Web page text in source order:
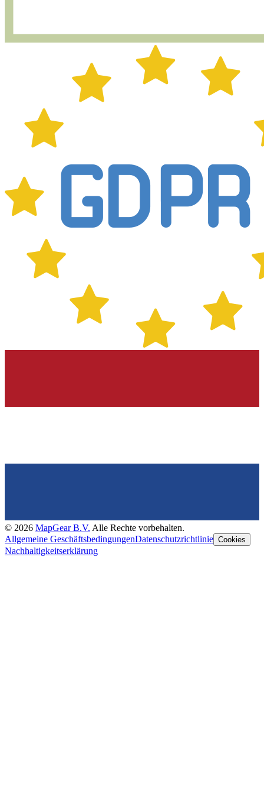
© 2026 MapGear B.V. Alle Rechte vorbehalten.
Allgemeine GeschäftsbedingungenDatenschutzrichtlinie Cookies
Nachhaltigkeitserklärung